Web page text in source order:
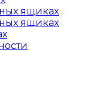
ящиках
ящиках